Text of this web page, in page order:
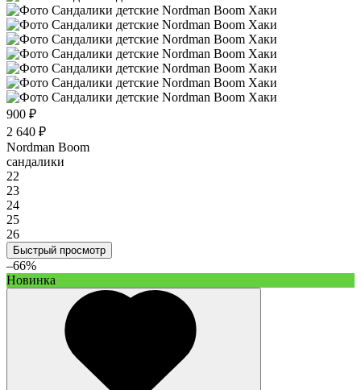
900 ₽
2 640 ₽
Nordman Boom
сандалики
22
23
24
25
26
Быстрый просмотр
–66%
Новинка